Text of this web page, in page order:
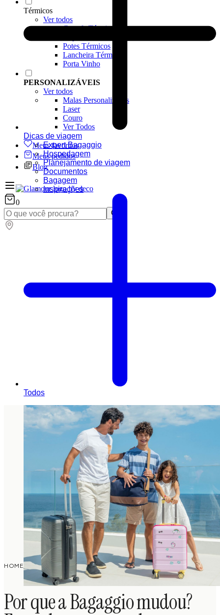
Térmicos
Ver todos
Garrafa Térmica
Potes Térmicos
Lancheira Térmica
Porta Vinho
PERSONALIZÁVEIS
Ver todos
Malas Personalizadas
Laser
Couro
Ver Todos
Meus favoritos
Meus pedidos
Blog
0
Dicas de viagem
Expert Bagaggio
Hospedagem
Planejamento de viagem
Documentos
Bagagem
Inspirações
Todos
HOME/ EXPERT
BAGAGGIO
POR QUE A BAGAGGIO MUDOU? ENTENDA O
PROCESSO DE REBRANDING DA MARCA LÍDER EM
MALAS DE VIAGEM
Por que a Bagaggio mudou?